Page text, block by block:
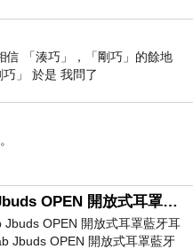
信 「湊巧」，「剛巧」的餘地
」 於是 我問了
開箱｜JLab Jbuds OPEN 開放式耳罩藍牙耳機 - 設計美學，輕巧、透氣、環境音全物理達成！
Jbuds OPEN 開放式耳罩藍牙耳
Jbuds OPEN 開放式耳罩藍牙